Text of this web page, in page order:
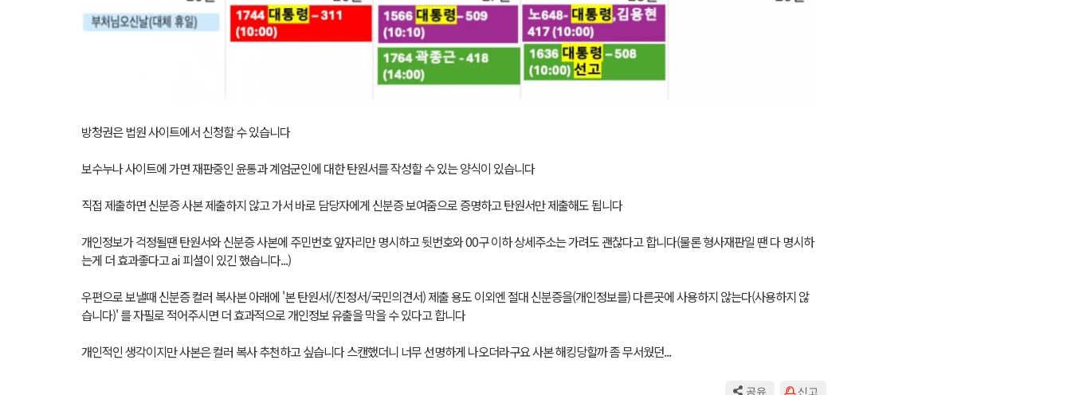
방청권은 법원 사이트에서 신청할 수 있습니다
보수누나 사이트에 가면 재판중인 윤통과 계엄군인에 대한 탄원서를 작성할 수 있는 양식이 있습니다
직접 제출하면 신분증 사본 제출하지 않고 가서 바로 담당자에게 신분증 보여줌으로 증명하고 탄원서만 제출해도 됩니다
개인정보가 걱정될땐 탄원서와 신분증 사본에 주민번호 앞자리만 명시하고 뒷번호와 00구 이하 상세주소는 가려도 괜찮다고 합니다(물론 형사재판일 땐 다 명시하
는게 더 효과좋다고 ai 피셜이 있긴 했습니다...)
우편으로 보낼때 신분증 컬러 복사본 아래에 '본 탄원서(/진정서/국민의견서) 제출 용도 이외엔 절대 신분증을(개인정보를) 다른곳에 사용하지 않는다(사용하지 않
습니다)' 를 자필로 적어주시면 더 효과적으로 개인정보 유출을 막을 수 있다고 합니다
개인적인 생각이지만 사본은 컬러 복사 추천하고 싶습니다 스캔했더니 너무 선명하게 나오더라구요 사본 해킹당할까 좀 무서웠던...
공유 신고